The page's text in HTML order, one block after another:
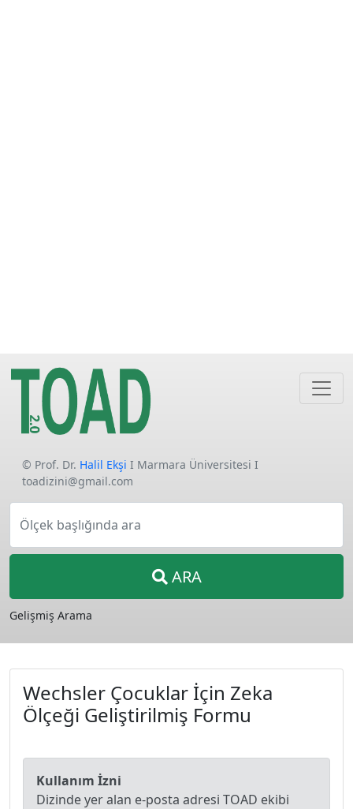
© Prof. Dr. Halil Ekşi I Marmara Üniversitesi I
toadizini@gmail.com
Ölçek başlığında ara
ARA
Gelişmiş Arama
Wechsler Çocuklar İçin Zeka
Ölçeği Geliştirilmiş Formu
Kullanım İzni
Dizinde yer alan e-posta adresi TOAD ekibi